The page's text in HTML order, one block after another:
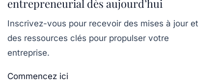
entrepreneurial dès aujourd’hui
Inscrivez-vous pour recevoir des mises à jour et
des ressources clés pour propulser votre
entreprise.
Commencez ici